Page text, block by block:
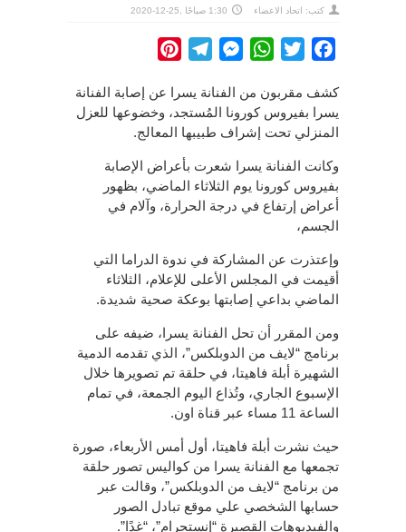
كتب: اتحاد الاعضاء 1:30 صباحًا ,25-12-2020
Facebook
Twitter
WhatsApp
Messenger
Telegram
كشف مقربون من الفنانة يسرا عن إصابة الفنانة
يسرا بفيروس كورونا المُستجد، وخضوعها للعزل
المنزلي تحت إشراف طبيبها المعالج.
وكانت الفنانة يسرا شعرت بأعراض الإصابة
بفيروس كورونا يوم الثلاثاء الماضي، بظهور
أعراض إرتفاع في درجة الحرارة، وآلام في
الجسم،
وإعتذرت عن المشاركة في ندوة الدراما التي
أقيمت في المجلس الأعلى للإعلام، الثلاثاء
الماضي بداعي إصابتها بوعكة صحية شديدة.
ومن المقرر أن تحل الفنانة يسرا، ضيفه على
برنامج “لايف من الدوبلكس”، الذي تقدمه الدمية
الشهيرة أبلة فاهيتا، في حلقة تم تصويرها خلال
الإسبوع الجاري، وتُذاع اليوم الجمعة، في تمام
الساعة 11 مساء عبر قناة اون.
حيث نشرت أبلة فاهيتا، أول أمس الأربعاء، صورة
تجمعها مع الفنانة يسرا من كواليس تصور حلقة
من برنامج “لايف من الدوبلكس”، وقالت عبر
حسابها الشخصي علي موقع تبادل الصور
والفيديوهات القصيرة “إنستجرام”، “غدًا”.